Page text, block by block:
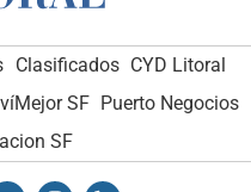
Clasificados CYD Litoral
SF Puerto Negocios
SF